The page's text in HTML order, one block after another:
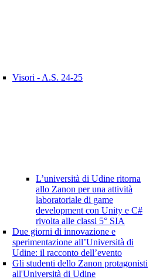
Visori - A.S. 24-25
L’università di Udine ritorna
allo Zanon per una attività
laboratoriale di game
development con Unity e C#
rivolta alle classi 5° SIA
Due giorni di innovazione e
sperimentazione all’Università di
Udine: il racconto dell’evento
Gli studenti dello Zanon protagonisti
all'Università di Udine